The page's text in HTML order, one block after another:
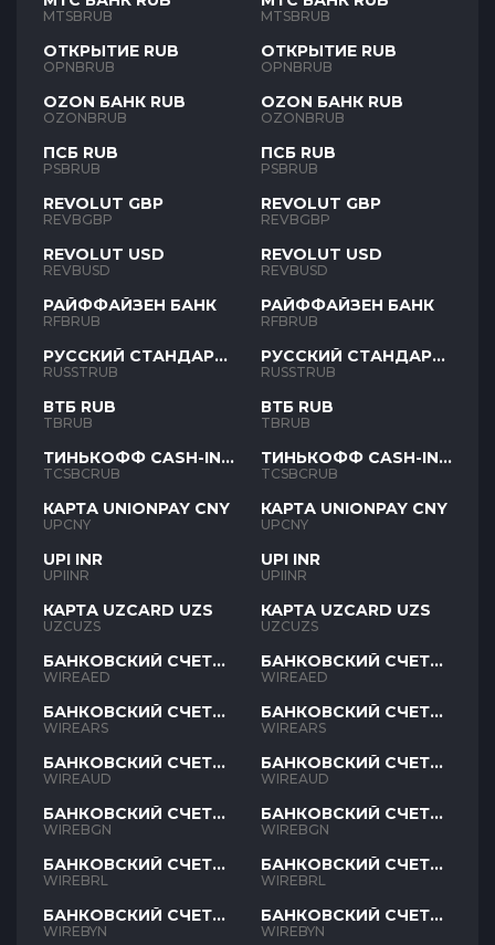
MTSBRUB
ОТКРЫТИЕ RUB
OPNBRUB
OZON БАНК RUB
OZONBRUB
ПСБ RUB
PSBRUB
REVOLUT GBP
REVBGBP
REVOLUT USD
REVBUSD
РАЙФФАЙЗЕН БАНК
RFBRUB
РУССКИЙ СТАНДАРТ
RUB
RUSSTRUB
ВТБ RUB
TBRUB
ТИНЬКОФФ CASH-IN
RUB
TCSBCRUB
КАРТА UNIONPAY CNY
UPCNY
UPI INR
UPIINR
КАРТА UZCARD UZS
UZCUZS
БАНКОВСКИЙ СЧЕТ
AED
WIREAED
БАНКОВСКИЙ СЧЕТ
ARS
WIREARS
БАНКОВСКИЙ СЧЕТ
AUD
WIREAUD
БАНКОВСКИЙ СЧЕТ
BGN
WIREBGN
БАНКОВСКИЙ СЧЕТ
BRL
WIREBRL
БАНКОВСКИЙ СЧЕТ
BYN
WIREBYN
MTSBRUB
ОТКРЫТИЕ RUB
OPNBRUB
OZON БАНК RUB
OZONBRUB
ПСБ RUB
PSBRUB
REVOLUT GBP
REVBGBP
REVOLUT USD
REVBUSD
РАЙФФАЙЗЕН БАНК
RFBRUB
РУССКИЙ СТАНДАРТ
RUB
RUSSTRUB
ВТБ RUB
TBRUB
ТИНЬКОФФ CASH-IN
RUB
TCSBCRUB
КАРТА UNIONPAY CNY
UPCNY
UPI INR
UPIINR
КАРТА UZCARD UZS
UZCUZS
БАНКОВСКИЙ СЧЕТ
AED
WIREAED
БАНКОВСКИЙ СЧЕТ
ARS
WIREARS
БАНКОВСКИЙ СЧЕТ
AUD
WIREAUD
БАНКОВСКИЙ СЧЕТ
BGN
WIREBGN
БАНКОВСКИЙ СЧЕТ
BRL
WIREBRL
БАНКОВСКИЙ СЧЕТ
BYN
WIREBYN